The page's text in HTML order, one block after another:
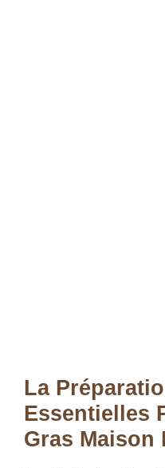
La
Essentielles
Gras Maison